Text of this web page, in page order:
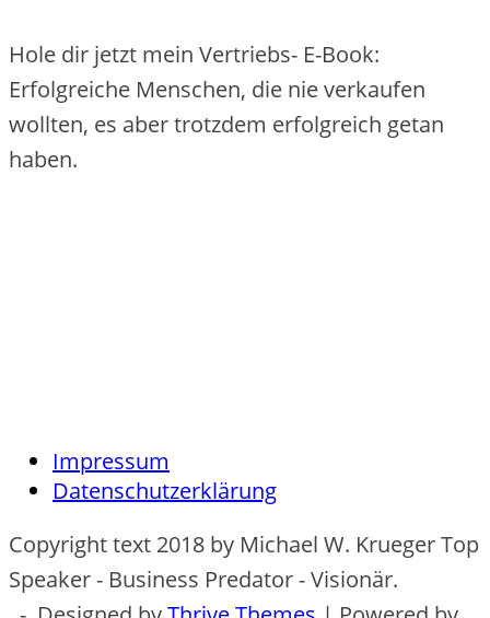
Hole dir jetzt mein Vertriebs- E-Book:
Erfolgreiche Menschen, die nie verkaufen
wollten, es aber trotzdem erfolgreich getan
haben.
Impressum
Datenschutzerklärung
Copyright text 2018 by Michael W. Krueger Top
Speaker - Business Predator - Visionär.